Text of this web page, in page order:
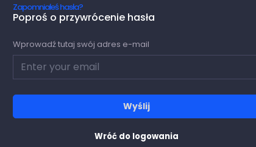
Zapomniałeś hasła?
Poproś o przywrócenie hasła
Wprowadź tutaj swój adres e-mail
Wyślij
Wróć do logowania